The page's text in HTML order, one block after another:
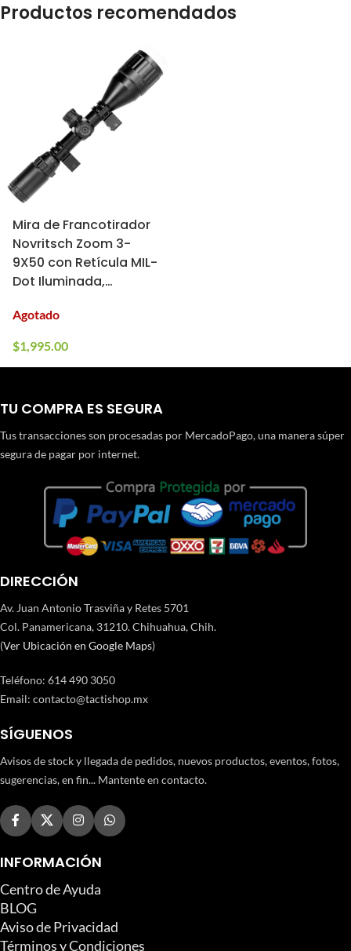
Productos recomendados
Mira de Francotirador
Novritsch Zoom 3-
9X50 con Retícula MIL-
Dot Iluminada,
Anillos para Montaje
Agotado
$1,995.00
TU COMPRA ES SEGURA
Tus transacciones son procesadas por MercadoPago, una manera súper
segura de pagar por internet.
DIRECCIÓN
Av. Juan Antonio Trasviña y Retes 5701
Col. Panamericana, 31210. Chihuahua, Chih.
(Ver Ubicación en Google Maps)
Teléfono: 614 490 3050
Email: contacto@tactishop.mx
SÍGUENOS
Avisos de stock y llegada de pedidos, nuevos productos, eventos, fotos,
sugerencias, en fin... Mantente en contacto.
INFORMACIÓN
Centro de Ayuda
BLOG
Aviso de Privacidad
Términos y Condiciones